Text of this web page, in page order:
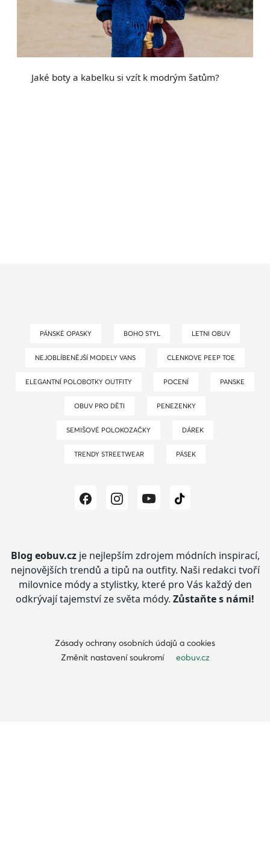
Jaké boty a kabelku si vzít k modrým šatům?
PÁNSKÉ OPASKY BOHO STYL LETNI OBUV
NEJOBLÍBENĚJŠÍ MODELY VANS CLENKOVE PEEP TOE
ELEGANTNÍ POLOBOTKY OUTFITY POCENÍ PANSKE
OBUV PRO DĚTI PENEZENKY
SEMIŠOVÉ POLOKOZAČKY DÁREK
TRENDY STREETWEAR PÁSEK
Blog eobuv.czje nejlepším zdrojem módních inspirací,
nejnovějších trendů a tipů na outfity. Naši redakci tvoří
milovnice módy a stylistky, které pro Vás každý den
odkrývají tajemství ze světa módy. Zůstaňte s námi!
Zásady ochrany osobních údajů a cookies
Změnit nastavení soukromí
eobuv.cz